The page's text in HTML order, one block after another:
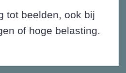
tot beelden, ook bij
of hoge belasting.